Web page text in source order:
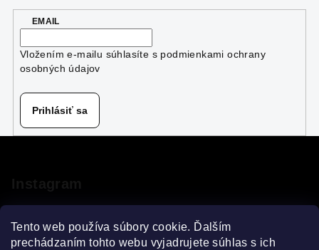
Tento web používa súbory cookie. Ďalším
prechádzaním tohto webu vyjadrujete súhlas s ich
a
e
y
i
s
u
EMAIL
Vložením e-mailu súhlasíte s podmienkami ochrany
osobných údajov
Prihlásiť sa
ä